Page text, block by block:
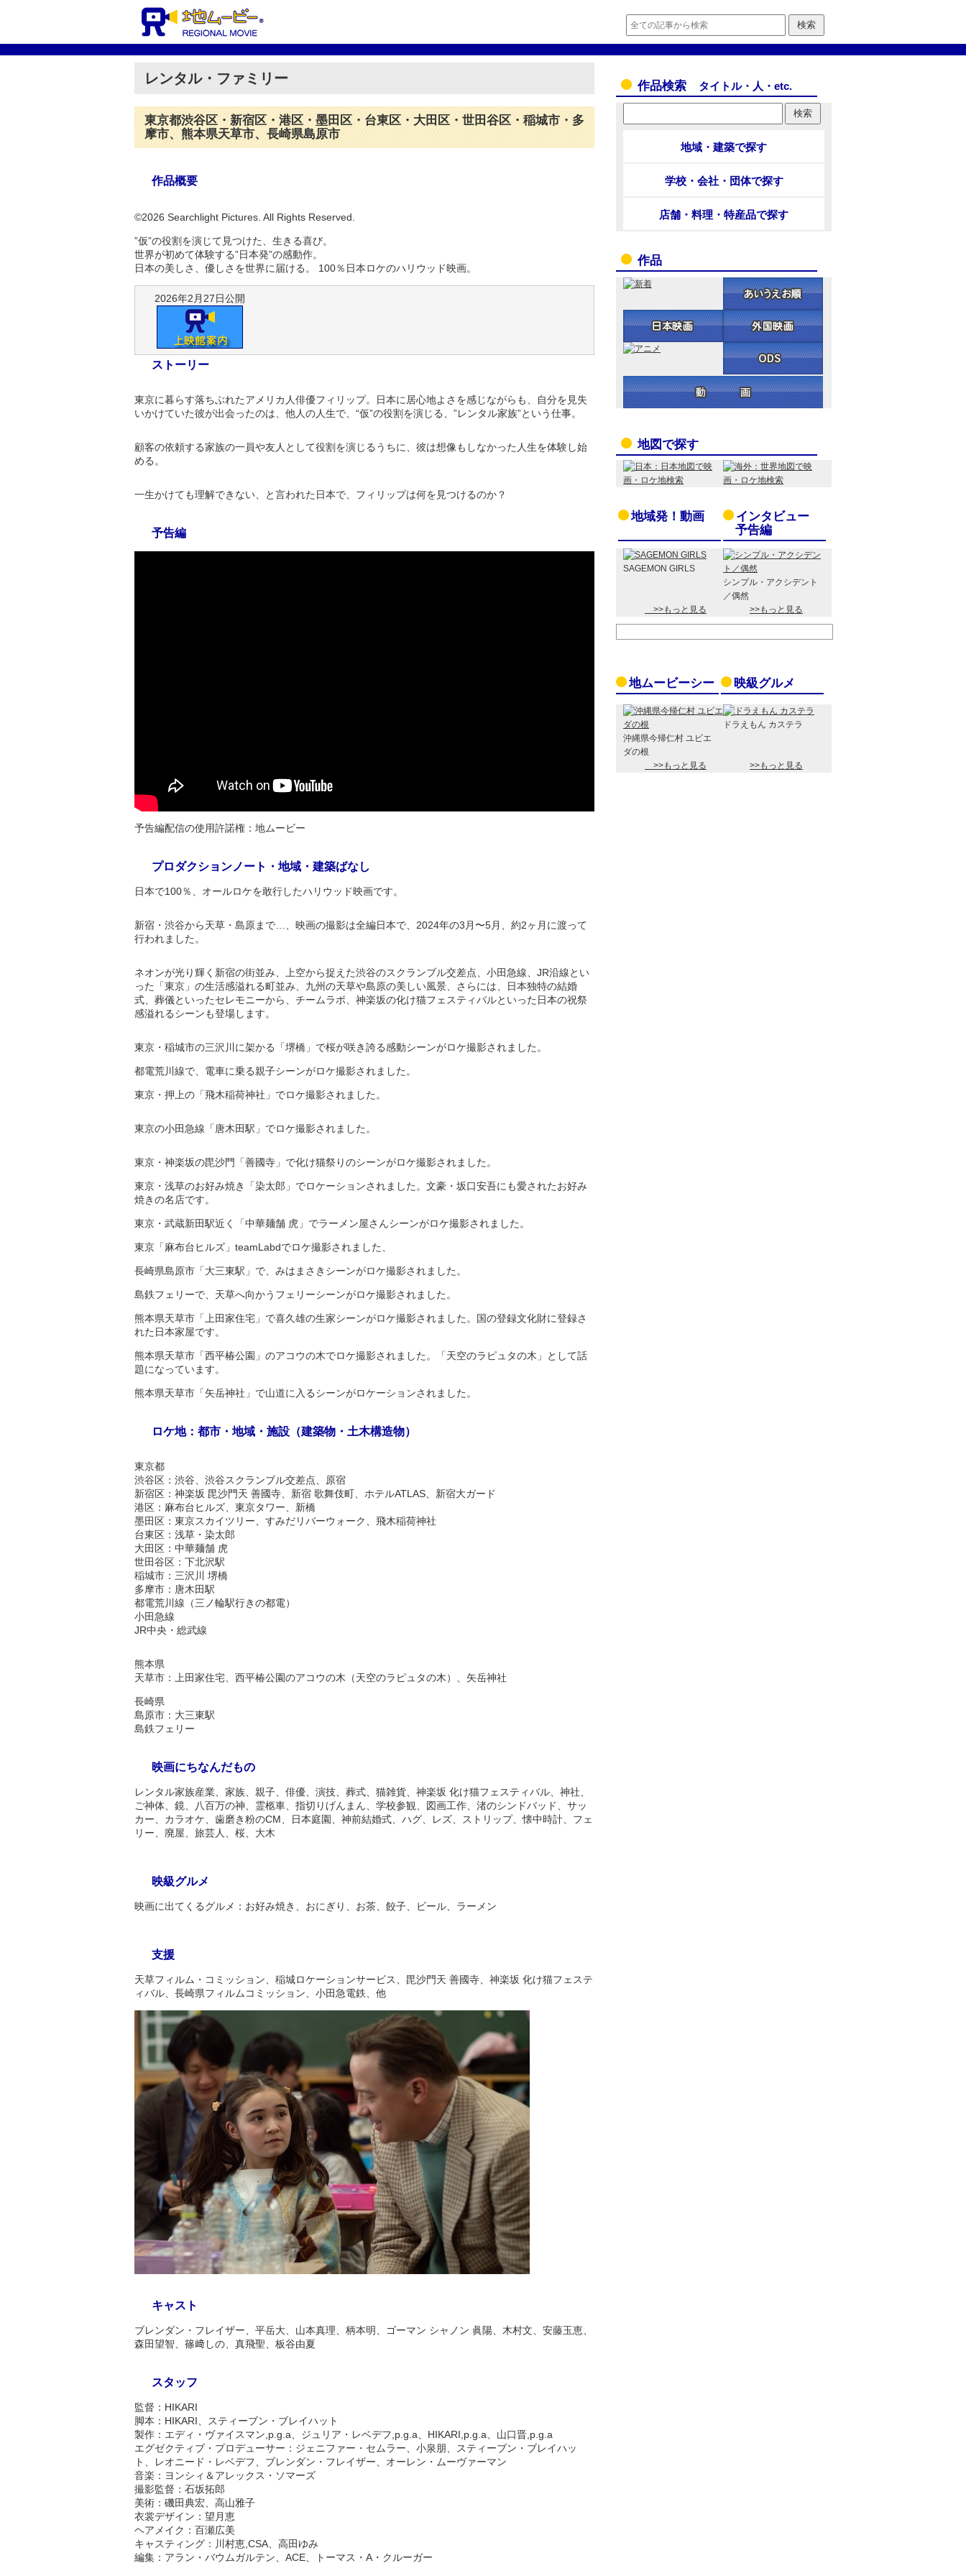
レンタル・ファミリー
東京都渋谷区・新宿区・港区・墨田区・台東区・大田区・世田谷区・稲城市・多
摩市、熊本県天草市、長崎県島原市
作品概要
©2026 Searchlight Pictures. All Rights Reserved.
”仮”の役割を演じて見つけた、生きる喜び。
世界が初めて体験する”日本発”の感動作。
日本の美しさ、優しさを世界に届ける。 100％日本ロケのハリウッド映画。
2026年2月27日公開
ストーリー
東京に暮らす落ちぶれたアメリカ人俳優フィリップ。日本に居心地よさを感じながらも、自分を見失
いかけていた彼が出会ったのは、他人の人生で、“仮”の役割を演じる、”レンタル家族”という仕事。
顧客の依頼する家族の一員や友人として役割を演じるうちに、彼は想像もしなかった人生を体験し始
める。
一生かけても理解できない、と言われた日本で、フィリップは何を見つけるのか？
予告編
予告編配信の使用許諾権：地ムービー
プロダクションノート・地域・建築ばなし
日本で100％、オールロケを敢行したハリウッド映画です。
新宿・渋谷から天草・島原まで…、映画の撮影は全編日本で、2024年の3月〜5月、約2ヶ月に渡って
行われました。
ネオンが光り輝く新宿の街並み、上空から捉えた渋谷のスクランブル交差点、小田急線、JR沿線とい
った「東京」の生活感溢れる町並み、九州の天草や島原の美しい風景、さらには、日本独特の結婚
式、葬儀といったセレモニーから、チームラボ、神楽坂の化け猫フェスティバルといった日本の祝祭
感溢れるシーンも登場します。
東京・稲城市の三沢川に架かる「堺橋」で桜が咲き誇る感動シーンがロケ撮影されました。
都電荒川線で、電車に乗る親子シーンがロケ撮影されました。
東京・押上の「飛木稲荷神社」でロケ撮影されました。
東京の小田急線「唐木田駅」でロケ撮影されました。
東京・神楽坂の毘沙門「善國寺」で化け猫祭りのシーンがロケ撮影されました。
東京・浅草のお好み焼き「染太郎」でロケーションされました。文豪・坂口安吾にも愛されたお好み
焼きの名店です。
東京・武蔵新田駅近く「中華麺舗 虎」でラーメン屋さんシーンがロケ撮影されました。
東京「麻布台ヒルズ」teamLabdでロケ撮影されました、
長崎県島原市「大三東駅」で、みはまさきシーンがロケ撮影されました。
島鉄フェリーで、天草へ向かうフェリーシーンがロケ撮影されました。
熊本県天草市「上田家住宅」で喜久雄の生家シーンがロケ撮影されました。国の登録文化財に登録さ
れた日本家屋です。
熊本県天草市「西平椿公園」のアコウの木でロケ撮影されました。「天空のラピュタの木」として話
題になっています。
熊本県天草市「矢岳神社」で山道に入るシーンがロケーションされました。
ロケ地：都市・地域・施設（建築物・土木構造物）
東京都
渋谷区：渋谷、渋谷スクランブル交差点、原宿
新宿区：神楽坂 毘沙門天 善國寺、新宿 歌舞伎町、ホテルATLAS、新宿大ガード
港区：麻布台ヒルズ、東京タワー、新橋
墨田区：東京スカイツリー、すみだリバーウォーク、飛木稲荷神社
台東区：浅草・染太郎
大田区：中華麺舗 虎
世田谷区：下北沢駅
稲城市：三沢川 堺橋
多摩市：唐木田駅
都電荒川線（三ノ輪駅行きの都電）
小田急線
JR中央・総武線
熊本県
天草市：上田家住宅、西平椿公園のアコウの木（天空のラピュタの木）、矢岳神社
長崎県
島原市：大三東駅
島鉄フェリー
映画にちなんだもの
レンタル家族産業、家族、親子、俳優、演技、葬式、猫雑貨、神楽坂 化け猫フェスティバル、神社、
ご神体、鏡、八百万の神、霊柩車、指切りげんまん、学校参観、図画工作、渚のシンドバッド、サッ
カー、カラオケ、歯磨き粉のCM、日本庭園、神前結婚式、ハグ、レズ、ストリップ、懐中時計、フェ
リー、廃屋、旅芸人、桜、大木
映級グルメ
映画に出てくるグルメ：お好み焼き、おにぎり、お茶、餃子、ビール、ラーメン
支援
天草フィルム・コミッション、稲城ロケーションサービス、毘沙門天 善國寺、神楽坂 化け猫フェステ
ィバル、長崎県フィルムコミッション、小田急電鉄、他
キャスト
ブレンダン・フレイザー、平岳大、山本真理、柄本明、ゴーマン シャノン 眞陽、木村文、安藤玉恵、
森田望智、篠﨑しの、真飛聖、板谷由夏
スタッフ
監督：HIKARI
脚本：HIKARI、スティーブン・ブレイハット
製作：エディ・ヴァイスマン,p.g.a、ジュリア・レベデフ,p.g.a、HIKARI,p.g.a、山口晋,p.g.a
エグゼクティブ・プロデューサー：ジェニファー・セムラー、小泉朋、スティーブン・ブレイハッ
ト、レオニード・レベデフ、ブレンダン・フレイザー、オーレン・ムーヴァーマン
音楽：ヨンシィ＆アレックス・ソマーズ
撮影監督：石坂拓郎
美術：磯田典宏、高山雅子
衣裳デザイン：望月恵
ヘアメイク：百瀬広美
キャスティング：川村恵,CSA、高田ゆみ
編集：アラン・バウムガルテン、ACE、トーマス・A・クルーガー
作品検索 タイトル・人・etc.
地域・建築で探す
学校・会社・団体で探す
店舗・料理・特産品で探す
作品
地図で探す
地域発！動画
インタビュー
予告編
SAGEMON GIRLS
シンプル・アクシデント
／偶然
>>もっと見る
>>もっと見る
地ムービーシー 映級グルメ
沖縄県今帰仁村 ユビエ
ダの根
ドラえもん カステラ
>>もっと見る >>もっと見る